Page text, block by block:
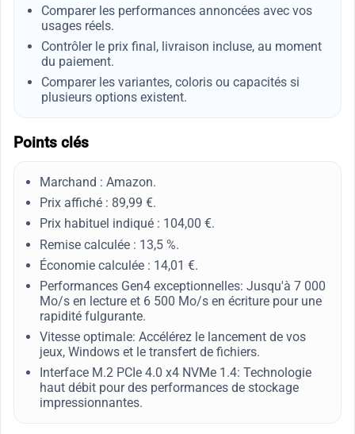
Comparer les performances annoncées avec vos
usages réels.
Contrôler le prix final, livraison incluse, au moment
du paiement.
Comparer les variantes, coloris ou capacités si
plusieurs options existent.
Points clés
Marchand : Amazon.
Prix affiché : 89,99 €.
Prix habituel indiqué : 104,00 €.
Remise calculée : 13,5 %.
Économie calculée : 14,01 €.
Performances Gen4 exceptionnelles: Jusqu'à 7 000
Mo/s en lecture et 6 500 Mo/s en écriture pour une
rapidité fulgurante.
Vitesse optimale: Accélérez le lancement de vos
jeux, Windows et le transfert de fichiers.
Interface M.2 PCIe 4.0 x4 NVMe 1.4: Technologie
haut débit pour des performances de stockage
impressionnantes.